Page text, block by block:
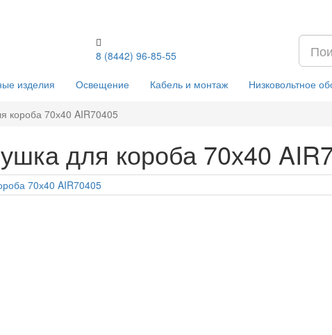
8 (8442) 96-85-55
изделия Освещение Кабель и монтаж Низковольтное
короба 70х40 AIR70405
для короба 70х40